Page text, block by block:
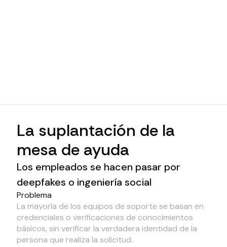
La suplantación de la
mesa de ayuda
Los empleados se hacen pasar por
deepfakes o ingeniería social
Problema
La mayoría de los equipos de soporte se basan en
credenciales o verificaciones de conocimientos
básicos, sin verificar la verdadera identidad de la
persona que realiza la solicitud.